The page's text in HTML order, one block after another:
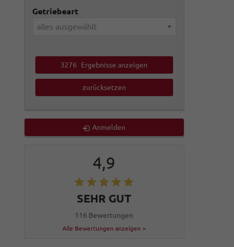
Getriebeart
alles ausgewählt
3276 Ergebnisse anzeigen
zurücksetzen
Anmelden
4,9
SEHR GUT
116 Bewertungen
Alle Bewertungen anzeigen >